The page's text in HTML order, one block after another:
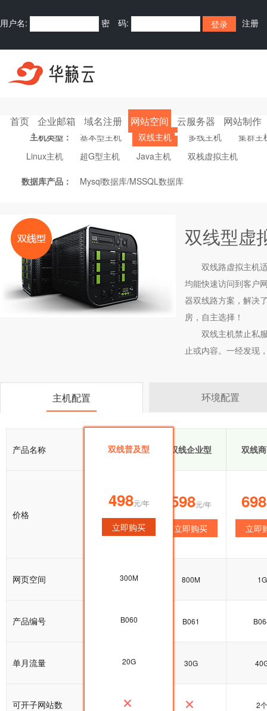
用户名: 密 码: 注册
支付免注册购买
首页 企业邮箱 域名注册 网站空间 云服务器 网站制作
主机类型： 基本型主机 双线主机 多线主机
集群主
Linux主机
超G型主机 Java主机 双栈虚拟主机
数据库产品： Mysql数据库/MSSQL数据库
双线型虚
双线路虚拟主机
均能快速访问到客户
器双线路方案，解决
房，自主选择！
双线主机禁止私
止或内容。一经发现
主机配置 环境配置
产品名称 双线普及型 双线企业型 双线
价格
498元/年
立即购买
598元/年
立即购买
698
立即
网页空间 600M 800M 1G
产品编号 B060 B061
单月流量 20G 30G
可开子网站数 2个
双线普及型
498元/年
立即购买
300M
B060
20G